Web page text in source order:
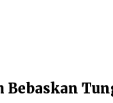
Bebaskan